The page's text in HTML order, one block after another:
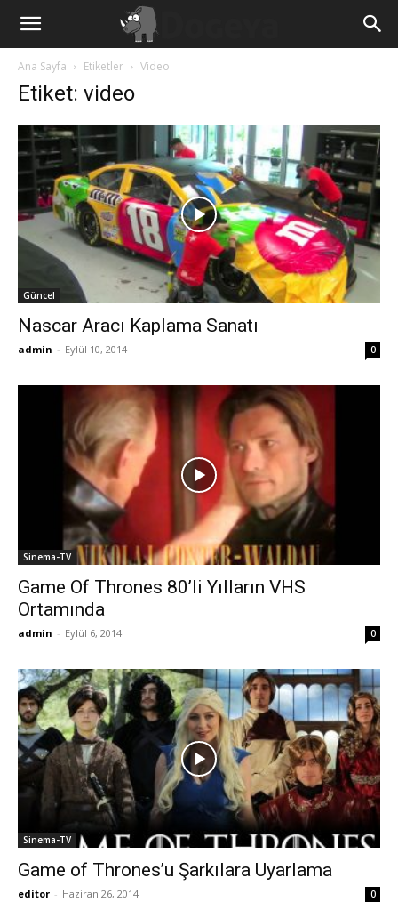
Ana Sayfa Etiketler Video
Etiket: video
Güncel
Nascar Aracı Kaplama Sanatı
admin - Eylül 10, 2014 0
Sinema-TV
Game Of Thrones 80’li Yılların VHS
Ortamında
admin - Eylül 6, 2014 0
Sinema-TV
Game of Thrones’u Şarkılara Uyarlama
editor - Haziran 26, 2014 0